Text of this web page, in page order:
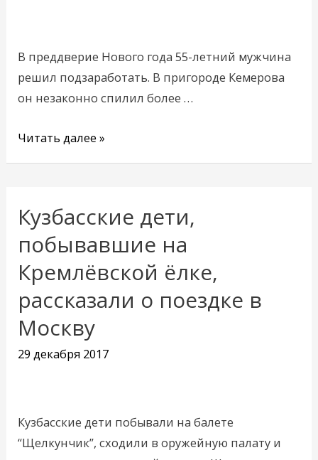
В преддверие Нового года 55-летний мужчина
решил подзаработать. В пригороде Кемерова
он незаконно спилил более …
тюрьмы
Читать далее »
Кузбасские дети,
побывавшие на
Кремлёвской ёлке,
рассказали о поездке в
Москву
29 декабря 2017
Кузбасские дети побывали на балете
“Щелкунчик”, сходили в оружейную палату и
Кузбасские
дети,
побывавшие
на
Кремлёвской
ёлке,
рассказали
о
Москву